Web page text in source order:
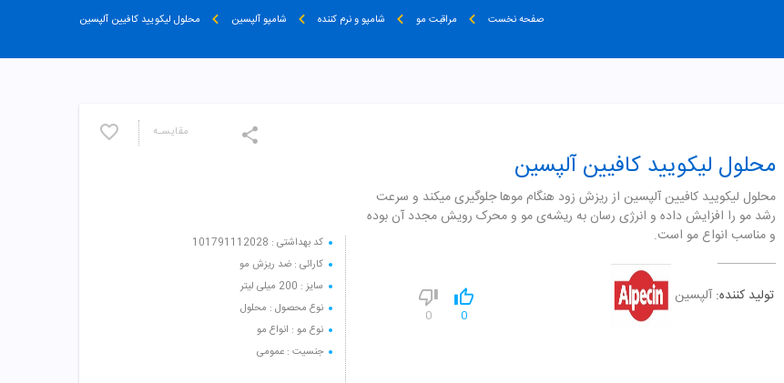
صفحه نخست مراقبت مو شامپو و نرم کننده شامپو آلپسین محلول لیکویید کافیین آلپسین
مقایسـه
کد بهداشتی : 101791112028
کارائی : ضد ریزش مو
سایز : 200 میلی لیتر
نوع محصول : محلول
نوع مو : انواع مو
جنسیت : عمومی
محلول لیکویید کافیین آلپسین
محلول ليکوييد کافيين آلپسين از ريزش زود هنگام موها جلوگيری ميکند و سرعت
رشد مو را افزايش داده و انرژی رسان به ريشه‌ی مو و محرک رويش مجدد آن بوده
و مناسب انواع مو است.
تولید کننده: آلپسین
0
0